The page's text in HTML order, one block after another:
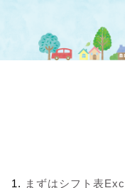
まずはシフト表